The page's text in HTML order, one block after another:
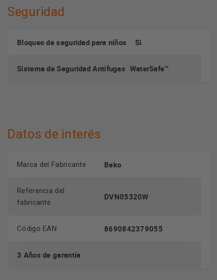
Seguridad
Bloqueo de seguridad para niños Si
Sistema de Seguridad Antifugas WaterSafe™
Datos de interés
Marca del Fabricante Beko
Referencia del
fabricante
DVN05320W
Código EAN 8690842379055
3 Años de garantía